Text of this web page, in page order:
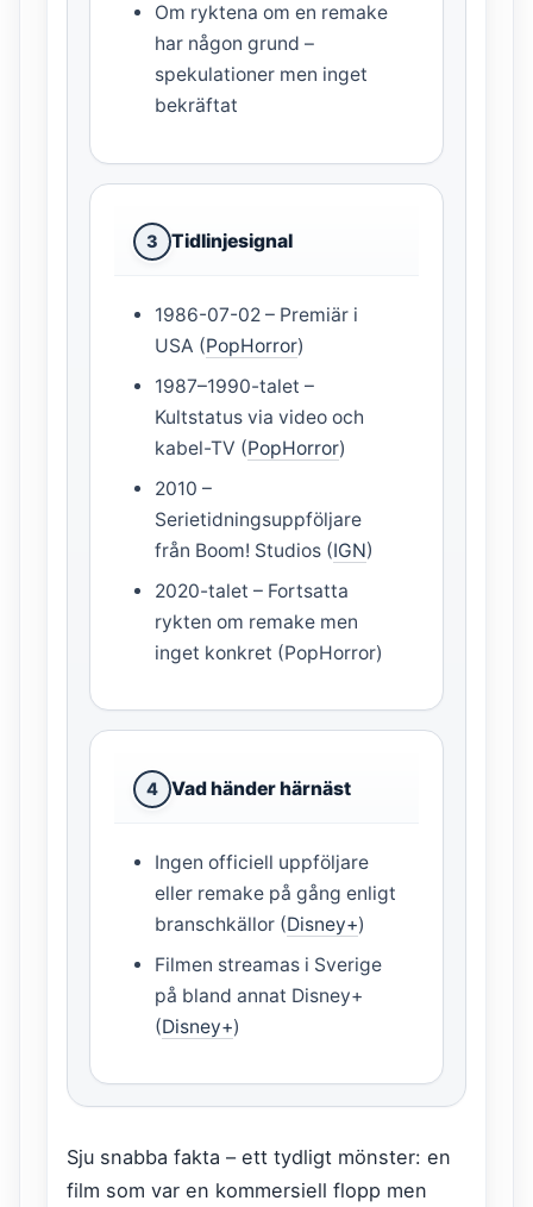
Om ryktena om en remake
har någon grund –
spekulationer men inget
bekräftat
3 Tidlinjesignal
1986-07-02 – Premiär i
USA (PopHorror)
1987–1990-talet –
Kultstatus via video och
kabel-TV (PopHorror)
2010 –
Serietidningsuppföljare
från Boom! Studios (IGN)
2020-talet – Fortsatta
rykten om remake men
inget konkret (PopHorror)
4 Vad händer härnäst
Ingen officiell uppföljare
eller remake på gång enligt
branschkällor (Disney+)
Filmen streamas i Sverige
på bland annat Disney+
(Disney+)
Sju snabba fakta – ett tydligt mönster: en
film som var en kommersiell flopp men